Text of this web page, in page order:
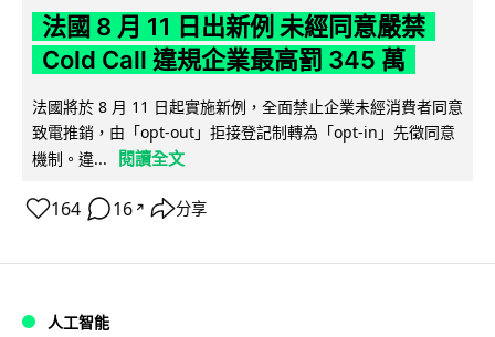
法國 8 月 11 日出新例 未經同意嚴禁
Cold Call 違規企業最高罰 345 萬
法國將於 8 月 11 日起實施新例，全面禁止企業未經消費者同意
致電推銷，由「opt-out」拒接登記制轉為「opt-in」先徵同意
機制。違...
閱讀全文
164 16 ↗ 分享
人工智能